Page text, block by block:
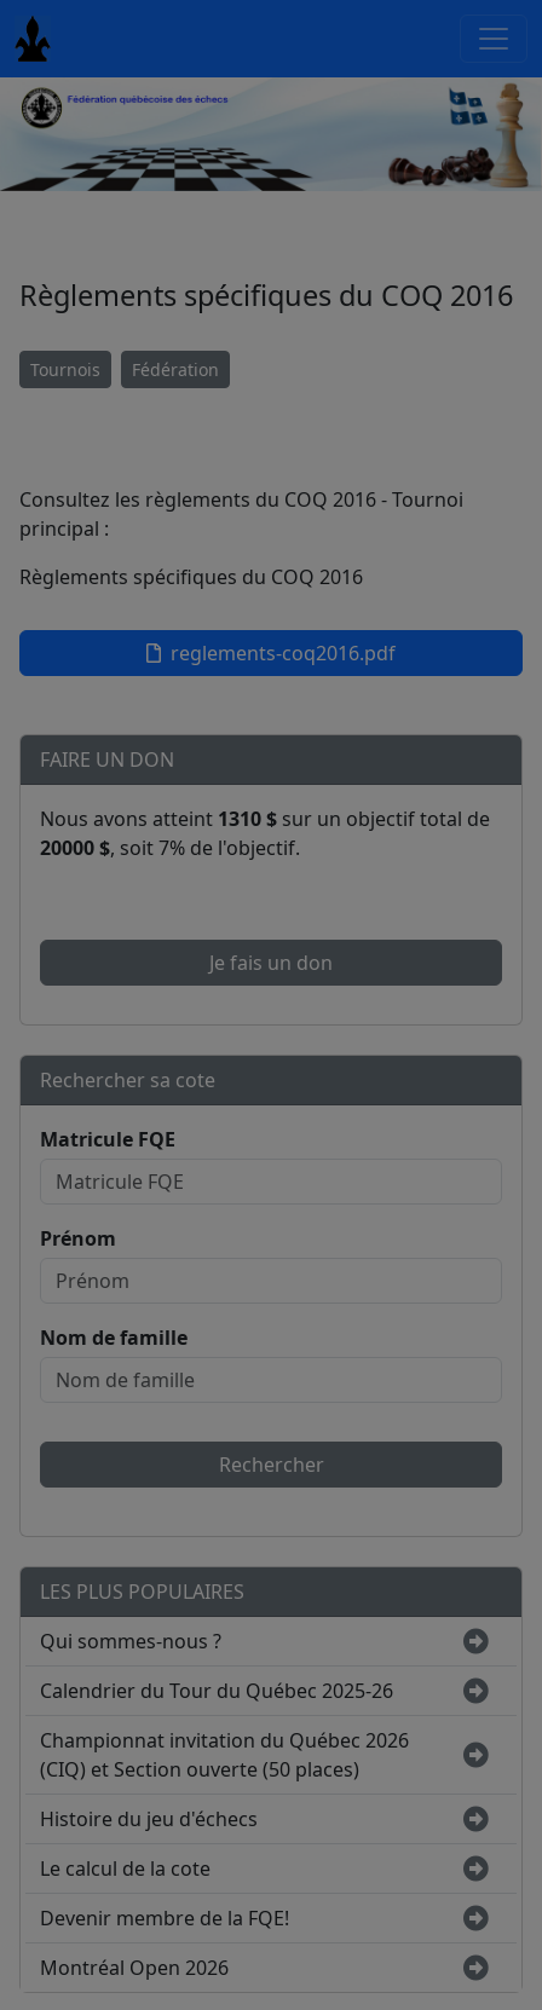
Règlements spécifiques du COQ 2016
Tournois Fédération
Consultez les règlements du COQ 2016 - Tournoi
principal :
Règlements spécifiques du COQ 2016
reglements-coq2016.pdf
FAIRE UN DON
Nous avons atteint 1310 $ sur un objectif total de
20000 $, soit 7% de l'objectif.
Je fais un don
Rechercher sa cote
Matricule FQE
Prénom
Nom de famille
Rechercher
LES PLUS POPULAIRES
Qui sommes-nous ?
Calendrier du Tour du Québec 2025-26
Championnat invitation du Québec 2026
(CIQ) et Section ouverte (50 places)
Histoire du jeu d'échecs
Le calcul de la cote
Devenir membre de la FQE!
Montréal Open 2026